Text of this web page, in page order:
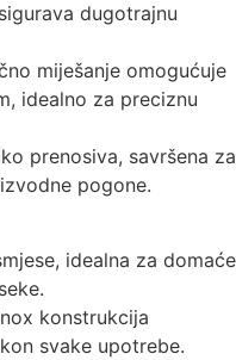
dugotrajnu
miješanje omogućuje
idealno za preciznu
prenosiva, savršena za
pogone.
idealna za domaće
konstrukcija
svake upotrebe.